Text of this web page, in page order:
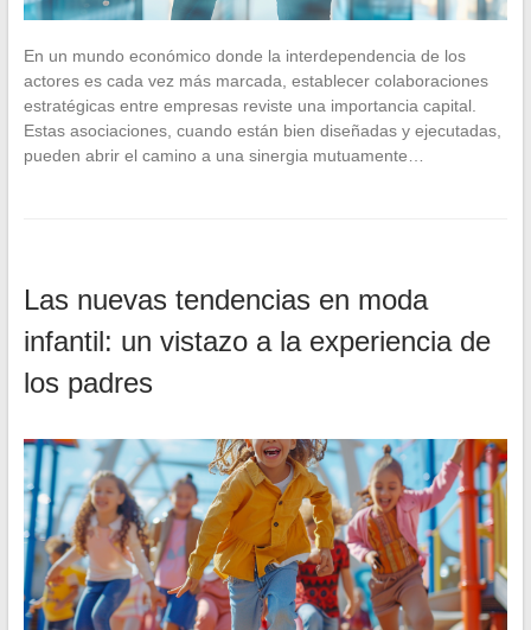
En un mundo económico donde la interdependencia de los
actores es cada vez más marcada, establecer colaboraciones
estratégicas entre empresas reviste una importancia capital.
Estas asociaciones, cuando están bien diseñadas y ejecutadas,
pueden abrir el camino a una sinergia mutuamente…
Las nuevas tendencias en moda
infantil: un vistazo a la experiencia de
los padres